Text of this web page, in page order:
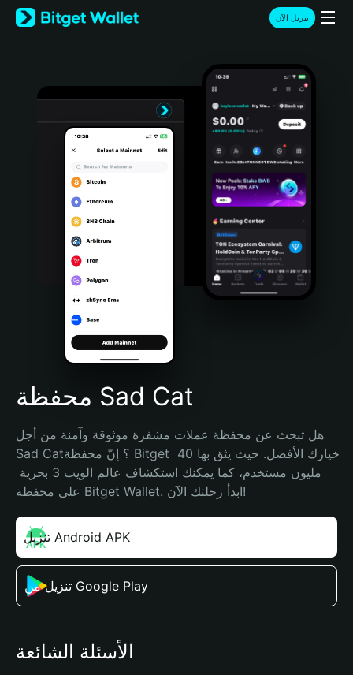
English
日本語
Türkçe
Português (Portugal)
Bahasa Indonesia
Português (Brasil)
Español (Argentina)
تنزيل الآن
محفظة Sad Cat
هل تبحث عن محفظة عملات مشفرة موثوقة وآمنة من أجل
Sad Cat؟ إنّ محفظة Bitget خيارك الأفضل. حيث يثق بها 40
على محفظة Bitget Wallet. ابدأ رحلتك الآن!
تنزيل Android APK
تنزيل من Google Play
الأسئلة الشائعة